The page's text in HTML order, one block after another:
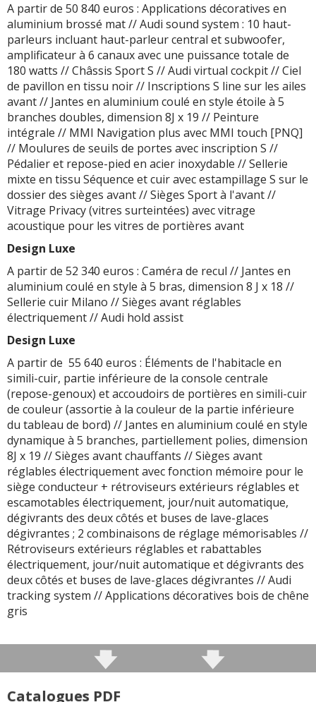
A partir de 50 840 euros : Applications décoratives en
aluminium brossé mat // Audi sound system : 10 haut-
parleurs incluant haut-parleur central et subwoofer,
amplificateur à 6 canaux avec une puissance totale de
180 watts // Châssis Sport S // Audi virtual cockpit // Ciel
de pavillon en tissu noir // Inscriptions S line sur les ailes
avant // Jantes en aluminium coulé en style étoile à 5
branches doubles, dimension 8J x 19 // Peinture
intégrale // MMI Navigation plus avec MMI touch [PNQ]
// Moulures de seuils de portes avec inscription S //
Pédalier et repose-pied en acier inoxydable // Sellerie
mixte en tissu Séquence et cuir avec estampillage S sur le
dossier des sièges avant // Sièges Sport à l'avant //
Vitrage Privacy (vitres surteintées) avec vitrage
acoustique pour les vitres de portières avant
Design Luxe
A partir de 52 340 euros : Caméra de recul // Jantes en
aluminium coulé en style à 5 bras, dimension 8 J x 18 //
Sellerie cuir Milano // Sièges avant réglables
électriquement // Audi hold assist
Design Luxe
A partir de 55 640 euros : Éléments de l'habitacle en
simili-cuir, partie inférieure de la console centrale
(repose-genoux) et accoudoirs de portières en simili-cuir
de couleur (assortie à la couleur de la partie inférieure
du tableau de bord) // Jantes en aluminium coulé en style
dynamique à 5 branches, partiellement polies, dimension
8J x 19 // Sièges avant chauffants // Sièges avant
réglables électriquement avec fonction mémoire pour le
siège conducteur + rétroviseurs extérieurs réglables et
escamotables électriquement, jour/nuit automatique,
dégivrants des deux côtés et buses de lave-glaces
dégivrantes ; 2 combinaisons de réglage mémorisables //
Rétroviseurs extérieurs réglables et rabattables
électriquement, jour/nuit automatique et dégivrants des
deux côtés et buses de lave-glaces dégivrantes // Audi
tracking system // Applications décoratives bois de chêne
gris
Catalogues PDF